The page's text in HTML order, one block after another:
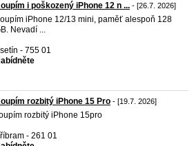
i poškozený iPhone 12 n ... - [26.7. 2026]
iPhone 12/13 mini, paměť alespoň 128
Nevadí ...
- 755 01
rozbitý iPhone 15 Pro - [19.7. 2026]
rozbitý iPhone 15pro
- 261 01